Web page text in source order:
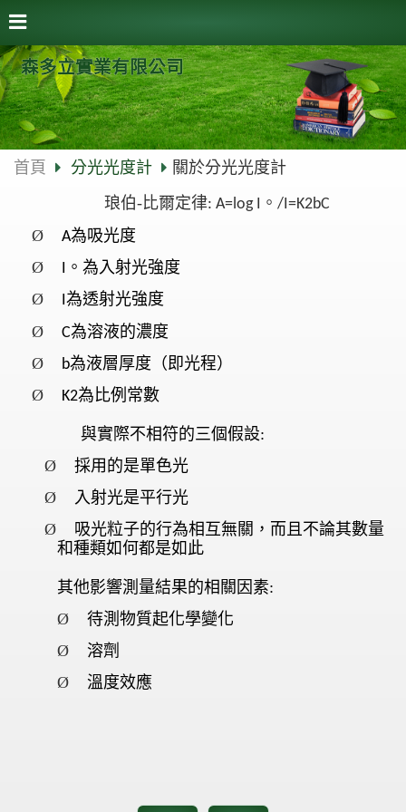
森多立實業有限公司
首頁 分光光度計
關於分光光度計
琅伯-比爾定律: A=log I 。 /I=K2bC
Ø A為吸光度
Ø
I 。為入射光強度
Ø
I為透射光強度
Ø
C為溶液的濃度
Ø
b為液層厚度（即光程）
Ø
K2為比例常數
與實際不相符的三個假設:
Ø 採用的是單色光
Ø 入射光是平行光
Ø 吸光粒子的行為相互無關，而且不論其數量
和種類如何都是如此
其他影響測量結果的相關因素:
Ø 待測物質起化學變化
Ø 溶劑
Ø 溫度效應